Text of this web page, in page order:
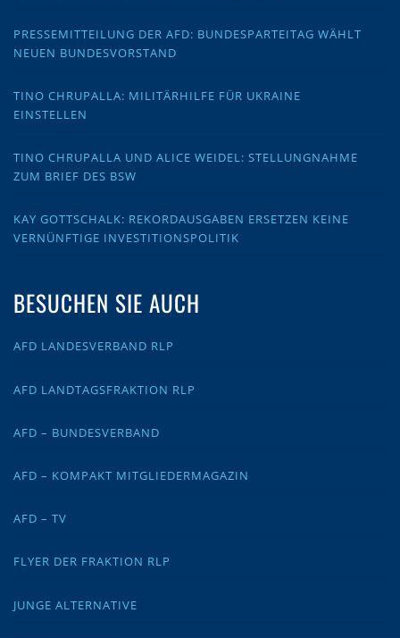
PRESSEMITTEILUNG DER AFD: BUNDESPARTEITAG WÄHLT
NEUEN BUNDESVORSTAND
TINO CHRUPALLA: MILITÄRHILFE FÜR UKRAINE
EINSTELLEN
TINO CHRUPALLA UND ALICE WEIDEL: STELLUNGNAHME
ZUM BRIEF DES BSW
KAY GOTTSCHALK: REKORDAUSGABEN ERSETZEN KEINE
VERNÜNFTIGE INVESTITIONSPOLITIK
BESUCHEN SIE AUCH
AFD LANDESVERBAND RLP
AFD LANDTAGSFRAKTION RLP
AFD – BUNDESVERBAND
AFD – KOMPAKT MITGLIEDERMAGAZIN
AFD – TV
FLYER DER FRAKTION RLP
JUNGE ALTERNATIVE